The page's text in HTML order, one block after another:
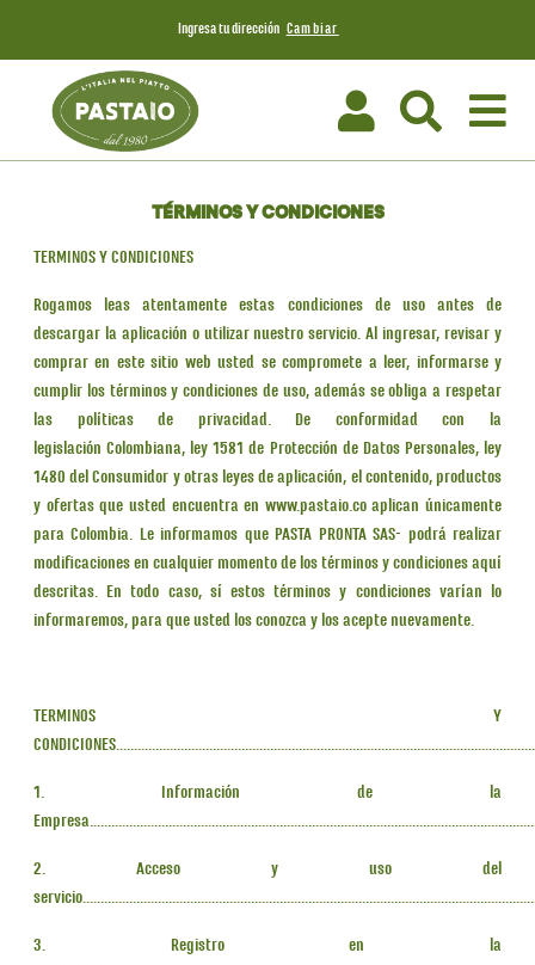
Ingresa tu dirección Cambiar
TÉRMINOS Y CONDICIONES
TERMINOS Y CONDICIONES
Rogamos leas atentamente estas condiciones de uso antes de
descargar la aplicación o utilizar nuestro servicio. Al ingresar, revisar y
comprar en este sitio web usted se compromete a leer, informarse y
cumplir los términos y condiciones de uso, además se obliga a respetar
las políticas de privacidad. De conformidad con la
legislación Colombiana, ley 1581 de Protección de Datos Personales, ley
1480 del Consumidor y otras leyes de aplicación, el contenido, productos
y ofertas que usted encuentra en www.pastaio.co aplican únicamente
para Colombia. Le informamos que PASTA PRONTA SAS- podrá realizar
modificaciones en cualquier momento de los términos y condiciones aquí
descritas. En todo caso, sí estos términos y condiciones varían lo
informaremos, para que usted los conozca y los acepte nuevamente.
TERMINOS Y
1. Información de la
2. Acceso y uso del
3. Registro en la